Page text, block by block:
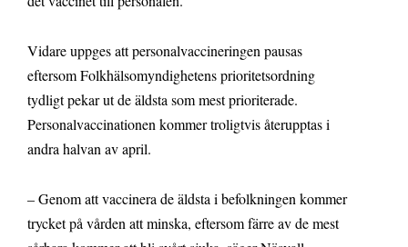
Vidare uppges att personalvaccineringen pausas
eftersom Folkhälsomyndighetens prioritetsordning
tydligt pekar ut de äldsta som mest prioriterade.
Personalvaccinationen kommer troligtvis återupptas i
andra halvan av april.
– Genom att vaccinera de äldsta i befolkningen kommer
trycket på vården att minska, eftersom färre av de mest